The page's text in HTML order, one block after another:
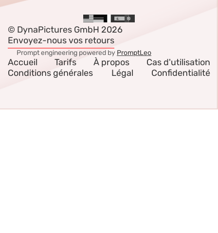
© DynaPictures GmbH 2026
Envoyez-nous vos retours
Prompt engineering powered by PromptLeo
Accueil Tarifs À propos
Cas d'utilisation
Conditions générales
Légal Confidentialité